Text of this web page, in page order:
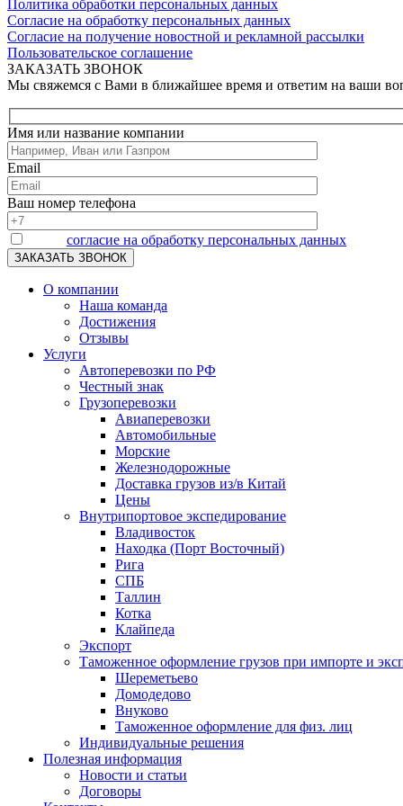
Политика обработки персональных данных
Согласие на обработку персональных данных
Согласие на получение новостной и рекламной рассылки
Пользовательское соглашение
ЗАКАЗАТЬ ЗВОНОК
Мы свяжемся с Вами в ближайшее время и ответим на ваши
Имя или название компании
Email
Ваш номер телефона
согласие на обработку персональных данных
О компании
Наша команда
Достижения
Отзывы
Услуги
Автоперевозки по РФ
Честный знак
Грузоперевозки
Авиаперевозки
Автомобильные
Морские
Железнодорожные
Доставка грузов из/в Китай
Цены
Внутрипортовое экспедирование
Владивосток
Находка (Порт Восточный)
Рига
СПБ
Таллин
Котка
Клайпеда
Экспорт
Таможенное оформление грузов при импорте и
Шереметьево
Домодедово
Внуково
Таможенное оформление для физ. лиц
Индивидуальные решения
Полезная информация
Новости и статьи
Договоры